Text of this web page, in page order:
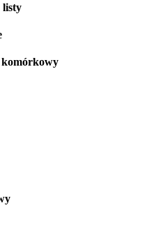
listy
komórkowy